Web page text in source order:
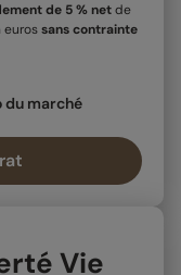
de 5 % netde
eurossans contrainte
du marché
Vie